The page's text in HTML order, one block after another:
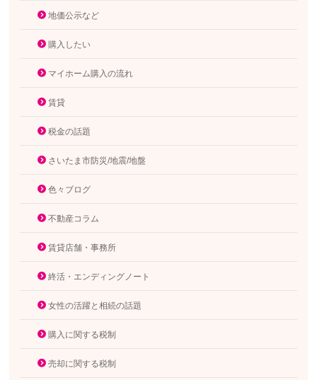
地価公示など
購入したい
マイホーム購入の流れ
賃貸
税金の話題
さいたま市防災/地震/地盤
色々ブログ
不動産コラム
賃貸店舗・事務所
終活・エンディングノート
女性の活躍と相続の話題
購入に関する税制
売却に関する税制